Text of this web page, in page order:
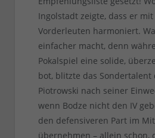
Ingolstadt zeigte, dass er
Vorderleuten harmoniert.
einfacher macht, denn
Pokalspiel eine solide,
bot, blitzte das Sondertalent
Piotrowski nach seiner
wenn Bodze nicht den IV
den defensiveren Part im
übernehmen – allein schon,